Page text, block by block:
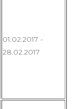
01.02.2017 -
28.02.2017